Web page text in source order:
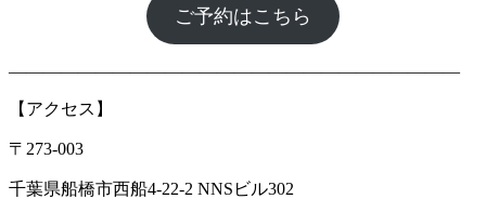
ご予約はこちら
――――――――――――――――――――――――――
【アクセス】
〒273-003
千葉県船橋市西船4-22-2 NNSビル302